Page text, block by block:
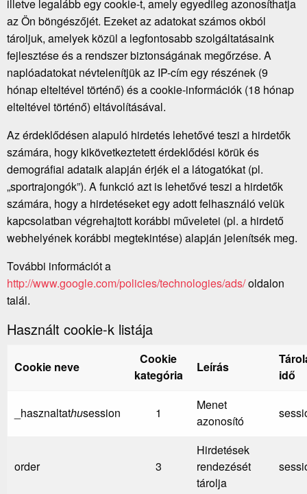
illetve legalább egy cookie-t, amely egyedileg azonosíthatja
az Ön böngészőjét. Ezeket az adatokat számos okból
tároljuk, amelyek közül a legfontosabb szolgáltatásaink
fejlesztése és a rendszer biztonságának megőrzése. A
naplóadatokat névtelenítjük az IP-cím egy részének (9
hónap elteltével történő) és a cookie-információk (18 hónap
elteltével történő) eltávolításával.
Az érdeklődésen alapuló hirdetés lehetővé teszi a hirdetők
számára, hogy kikövetkeztetett érdeklődési körük és
demográfiai adataik alapján érjék el a látogatókat (pl.
„sportrajongók”). A funkció azt is lehetővé teszi a hirdetők
számára, hogy a hirdetéseket egy adott felhasználó velük
kapcsolatban végrehajtott korábbi műveletei (pl. a hirdető
webhelyének korábbi megtekintése) alapján jelenítsék meg.
További információt a
http://www.google.com/policies/technologies/ads/oldalon
talál.
Használt cookie-k listája
Cookie neve
Cookie
kategória
Leírás
idő
_hasznaltathusession 1
Menet
azonosító
order 3
Hirdetések
rendezését
tárolja